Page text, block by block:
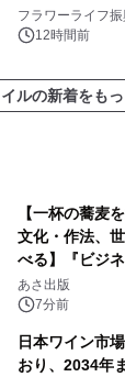
フラワーライフ
12時間前
ルの新着をも
【一杯の蕎麦
文化・作法、
べる】『ビジ
養としての蕎
（火）発売
あさ出版
7分前
日本ワイン市
おり、2034年